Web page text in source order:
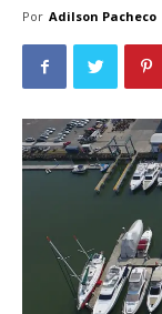
Por Adilson Pacheco